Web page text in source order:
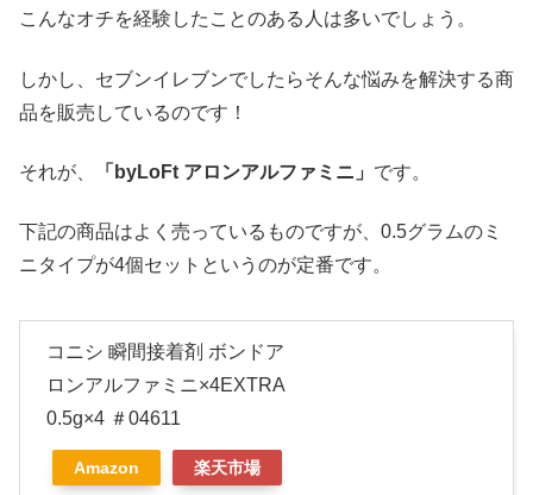
こんなオチを経験したことのある人は多いでしょう。
しかし、セブンイレブンでしたらそんな悩みを解決する商
品を販売しているのです！
それが、 「byLoFt アロンアルファミニ」 です。
下記の商品はよく売っているものですが、0.5グラムのミ
ニタイプが4個セットというのが定番です。
コニシ 瞬間接着剤 ボンドア
ロンアルファミニ×4EXTRA
0.5g×4 ＃04611
Amazon 楽天市場